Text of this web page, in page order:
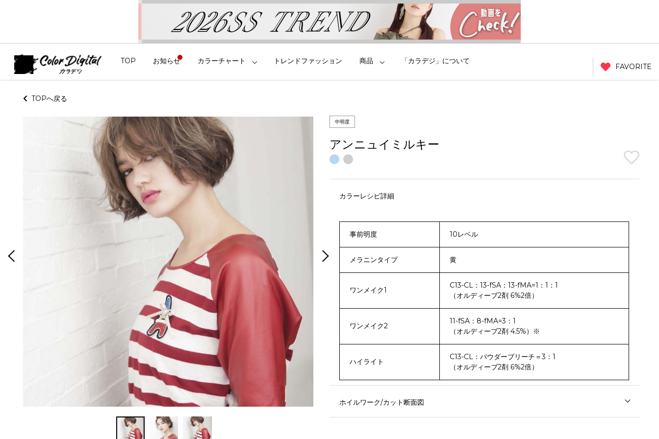
TOP お知らせ カラーチャート トレンドファッション 商品 「カラデジ」について
FAVORITE
TOPへ戻る
中明度
アンニュイミルキー
カラーレシピ詳細
事前明度 10レベル
メラニンタイプ 黄
ワンメイク1
C13-CL：13-fSA：13-fMA=1：1：1
（オルディーブ2剤 6%2倍）
ワンメイク2
11-fSA：8-fMA=3：1
（オルディーブ2剤 4.5%）※
ハイライト
C13-CL：パウダーブリーチ＝3：1
（オルディーブ2剤 6%2倍）
ホイルワーク/カット断面図